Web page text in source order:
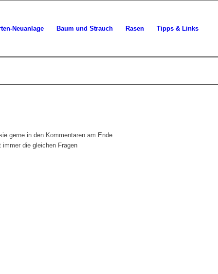
Neuanlage Baum und Strauch Rasen Tipps & Links
gerne in den Kommentaren am Ende
die gleichen Fragen